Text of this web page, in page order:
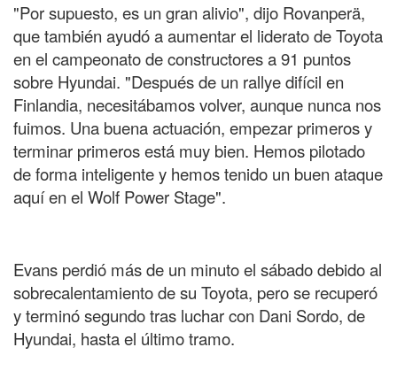
"Por supuesto, es un gran alivio", dijo Rovanperä,
que también ayudó a aumentar el liderato de Toyota
en el campeonato de constructores a 91 puntos
sobre Hyundai. "Después de un rallye difícil en
Finlandia, necesitábamos volver, aunque nunca nos
fuimos. Una buena actuación, empezar primeros y
terminar primeros está muy bien. Hemos pilotado
de forma inteligente y hemos tenido un buen ataque
aquí en el Wolf Power Stage".
Evans perdió más de un minuto el sábado debido al
sobrecalentamiento de su Toyota, pero se recuperó
y terminó segundo tras luchar con Dani Sordo, de
Hyundai, hasta el último tramo.